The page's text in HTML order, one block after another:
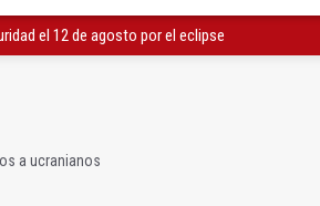
el 12 de agosto por el eclipse
a ucranianos